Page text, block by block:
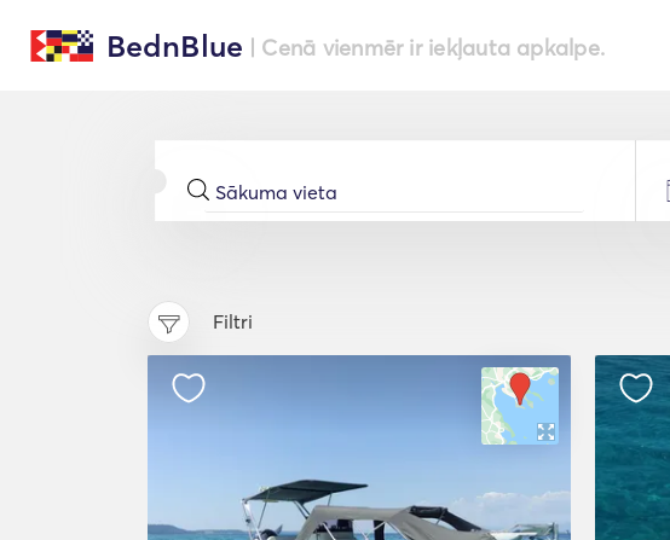
BednBlue | Cenā vienmēr ir iekļauta apkalpe.
Filtri